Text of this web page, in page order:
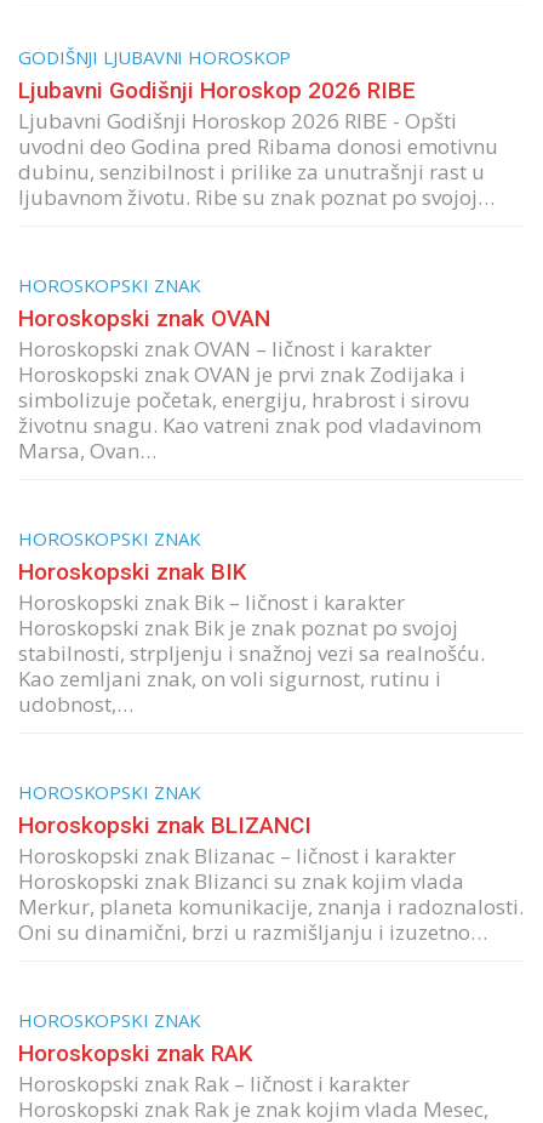
GODIŠNJI LJUBAVNI HOROSKOP
Ljubavni Godišnji Horoskop 2026 RIBE
Ljubavni Godišnji Horoskop 2026 RIBE - Opšti
uvodni deo Godina pred Ribama donosi emotivnu
dubinu, senzibilnost i prilike za unutrašnji rast u
ljubavnom životu. Ribe su znak poznat po svojoj…
HOROSKOPSKI ZNAK
Horoskopski znak OVAN
Horoskopski znak OVAN – ličnost i karakter
Horoskopski znak OVAN je prvi znak Zodijaka i
simbolizuje početak, energiju, hrabrost i sirovu
životnu snagu. Kao vatreni znak pod vladavinom
Marsa, Ovan…
HOROSKOPSKI ZNAK
Horoskopski znak BIK
Horoskopski znak Bik – ličnost i karakter
Horoskopski znak Bik je znak poznat po svojoj
stabilnosti, strpljenju i snažnoj vezi sa realnošću.
Kao zemljani znak, on voli sigurnost, rutinu i
udobnost,…
HOROSKOPSKI ZNAK
Horoskopski znak BLIZANCI
Horoskopski znak Blizanac – ličnost i karakter
Horoskopski znak Blizanci su znak kojim vlada
Merkur, planeta komunikacije, znanja i radoznalosti.
Oni su dinamični, brzi u razmišljanju i izuzetno…
HOROSKOPSKI ZNAK
Horoskopski znak RAK
Horoskopski znak Rak – ličnost i karakter
Horoskopski znak Rak je znak kojim vlada Mesec,